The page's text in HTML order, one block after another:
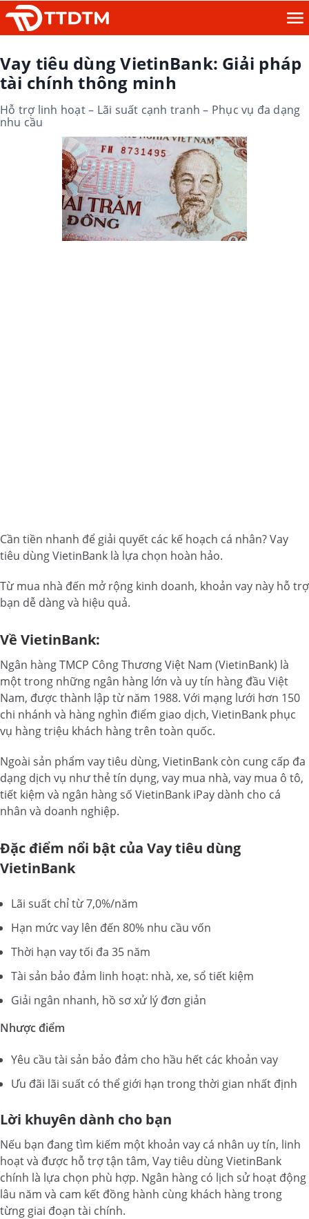
Vay tiêu dùng VietinBank: Giải pháp
tài chính thông minh
Hỗ trợ linh hoạt – Lãi suất cạnh tranh – Phục vụ đa dạng
nhu cầu
Cần tiền nhanh để giải quyết các kế hoạch cá nhân? Vay
tiêu dùng VietinBank là lựa chọn hoàn hảo.
Từ mua nhà đến mở rộng kinh doanh, khoản vay này hỗ trợ
bạn dễ dàng và hiệu quả.
Về VietinBank:
Ngân hàng TMCP Công Thương Việt Nam (VietinBank) là
một trong những ngân hàng lớn và uy tín hàng đầu Việt
Nam, được thành lập từ năm 1988. Với mạng lưới hơn 150
chi nhánh và hàng nghìn điểm giao dịch, VietinBank phục
vụ hàng triệu khách hàng trên toàn quốc.
Ngoài sản phẩm vay tiêu dùng, VietinBank còn cung cấp đa
dạng dịch vụ như thẻ tín dụng, vay mua nhà, vay mua ô tô,
tiết kiệm và ngân hàng số VietinBank iPay dành cho cá
nhân và doanh nghiệp.
Đặc điểm nổi bật của Vay tiêu dùng
VietinBank
Lãi suất chỉ từ 7,0%/năm
Hạn mức vay lên đến 80% nhu cầu vốn
Thời hạn vay tối đa 35 năm
Tài sản bảo đảm linh hoạt: nhà, xe, sổ tiết kiệm
Giải ngân nhanh, hồ sơ xử lý đơn giản
Nhược điểm
Yêu cầu tài sản bảo đảm cho hầu hết các khoản vay
Ưu đãi lãi suất có thể giới hạn trong thời gian nhất định
Lời khuyên dành cho bạn
Nếu bạn đang tìm kiếm một khoản vay cá nhân uy tín, linh
hoạt và được hỗ trợ tận tâm, Vay tiêu dùng VietinBank
chính là lựa chọn phù hợp. Ngân hàng có lịch sử hoạt động
lâu năm và cam kết đồng hành cùng khách hàng trong
từng giai đoạn tài chính.